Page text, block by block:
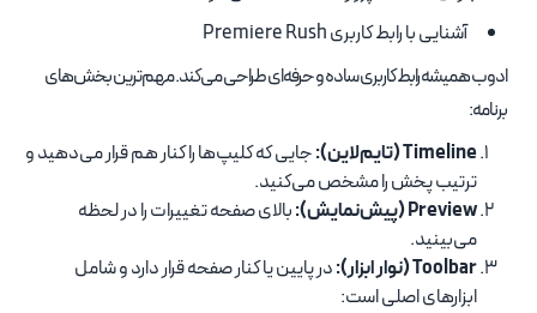
آشنایی با رابط کاربری Premiere Rush
ادوب همیشه رابط کاربری ساده و حرفه‌ای طراحی می‌کند. مهم‌ترین بخش‌های
برنامه:
Timeline (تایم‌لاین):
جایی که کلیپ‌ها را کنار هم قرار می‌دهید و
ترتیب پخش را مشخص می‌کنید.
Preview (پیش‌نمایش):
بالای صفحه تغییرات را در لحظه
می‌بینید.
Toolbar (نوار ابزار):
در پایین یا کنار صفحه قرار دارد و شامل
ابزارهای اصلی است: